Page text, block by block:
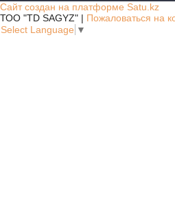
Сайт создан на платформе Satu.kz
ТОО "TD SAGYZ" | Пожаловаться на
Select Language ▼